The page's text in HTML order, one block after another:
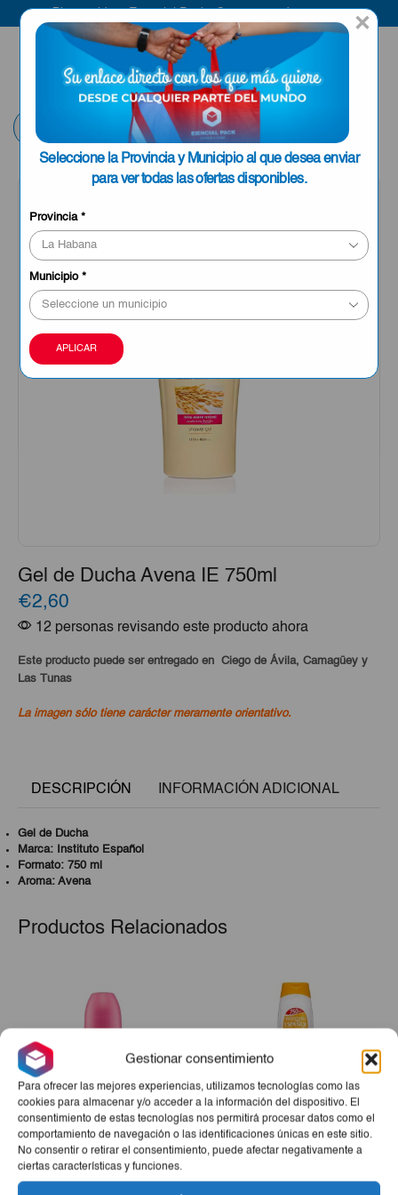
Gestionar consentimiento
Para ofrecer las mejores experiencias, utilizamos tecnologías como las
cookies para almacenar y/o acceder a la información del dispositivo. El
consentimiento de estas tecnologías nos permitirá procesar datos como el
comportamiento de navegación o las identificaciones únicas en este sitio.
No consentir o retirar el consentimiento, puede afectar negativamente a
ciertas características y funciones.
×
Seleccione la Provincia y Municipio al que desea enviar
para ver todas las ofertas disponibles.
Provincia*
Municipio*
APLICAR
ENVIAR A LA
HABANA
Gel de Ducha Avena IE 750ml
€2,60
12 personas revisando este producto ahora
Este producto puede ser entregado en Ciego de Ávila, Camagüey y
Las Tunas
La imagen sólo tiene carácter meramente orientativo.
DESCRIPCIÓN INFORMACIÓN ADICIONAL
Gel de Ducha
Marca: Instituto Español
Formato: 750 ml
Aroma: Avena
Productos Relacionados
Desodorante Rosa
Mosqueta Roll On IE 75 Ml
Gel De Ducha Vainilla IE